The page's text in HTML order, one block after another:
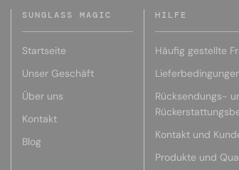
SUNGLASS MAGIC
Startseite
Unser Geschäft
Über uns
Kontakt
Blog
HILFE
Häufig gestellte
Rücksendungs-
Kontakt und
Produkte und